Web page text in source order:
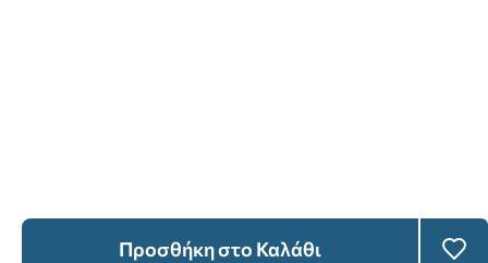
Προσθήκη στο Καλάθι